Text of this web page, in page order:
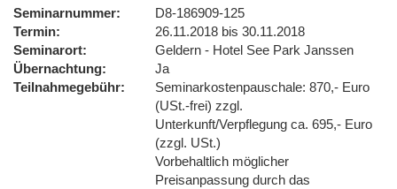
Seminarnummer
D8-186909-125
Termin
26.11.2018 bis 30.11.2018
Seminarort
Geldern - Hotel See Park Janssen
Übernachtung
Ja
Teilnahmegebühr
Seminarkostenpauschale: 870,- Euro
(USt.-frei) zzgl.
Unterkunft/Verpflegung ca. 695,- Euro
(zzgl. USt.)
Vorbehaltlich möglicher
Preisanpassung durch das